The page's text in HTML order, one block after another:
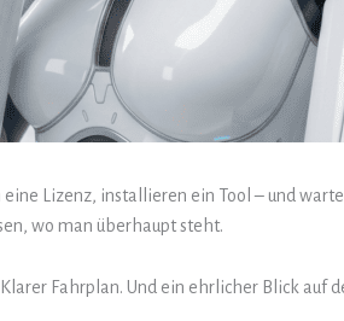
Lizenz, installieren ein Tool – und
wo man überhaupt steht.
Fahrplan. Und ein ehrlicher Blick auf